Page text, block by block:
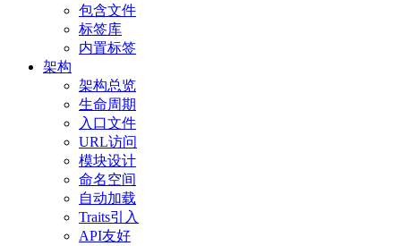
包含文件
标签库
内置标签
架构
架构总览
生命周期
入口文件
URL访问
模块设计
命名空间
自动加载
Traits引入
API友好